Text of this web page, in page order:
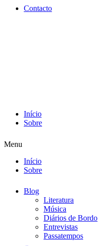
Contacto
Início
Sobre
Menu
Início
Sobre
Blog
Literatura
Música
Diários de Bordo
Entrevistas
Passatempos